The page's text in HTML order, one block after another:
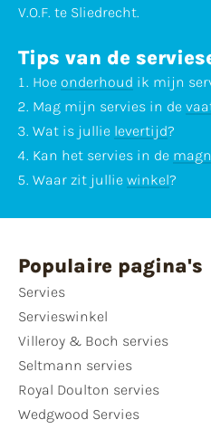
V.O.F. te Sliedrecht.
Tips van de
Hoe onderhoud ik mijn
Mag mijn servies in de
Wat is jullie levertijd?
Kan het servies in de
Waar zit jullie winkel?
Populaire pagina's
Servies
Servieswinkel
Villeroy & Boch servies
Seltmann servies
Royal Doulton servies
Wedgwood Servies